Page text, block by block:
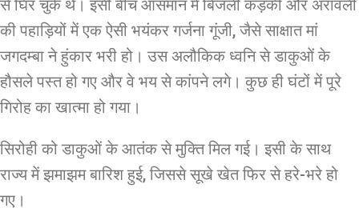
से घिर चुके थे। इसी बीच आसमान में बिजली कड़की और अरावली
की पहाड़ियों में एक ऐसी भयंकर गर्जना गूंजी, जैसे साक्षात मां
जगदम्बा ने हुंकार भरी हो। उस अलौकिक ध्वनि से डाकुओं के
हौसले पस्त हो गए और वे भय से कांपने लगे। कुछ ही घंटों में पूरे
गिरोह का खात्मा हो गया।
सिरोही को डाकुओं के आतंक से मुक्ति मिल गई। इसी के साथ
राज्य में झमाझम बारिश हुई, जिससे सूखे खेत फिर से हरे-भरे हो
गए।